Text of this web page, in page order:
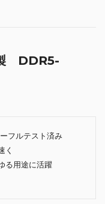
DDR5-
フルテスト済み
く
る用途に活躍